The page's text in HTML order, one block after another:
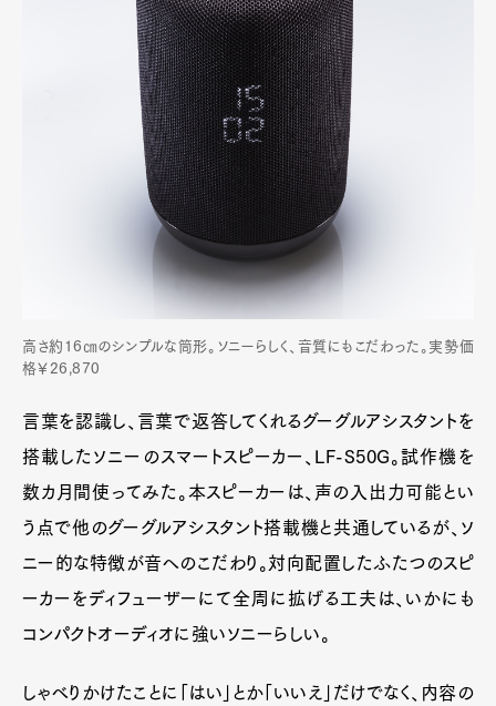
高さ約16㎝のシンプルな筒形。ソニーらしく、音質にもこだわった。実勢価
格￥26,870
言葉を認識し、言葉で返答してくれるグーグルアシスタントを
搭載したソニーのスマートスピーカー、LF-S50G。試作機を
数カ月間使ってみた。本スピーカーは、声の入出力可能とい
う点で他のグーグルアシスタント搭載機と共通しているが、ソ
ニー的な特徴が音へのこだわり。対向配置したふたつのスピ
ーカーをディフューザーにて全周に拡げる工夫は、いかにも
コンパクトオーディオに強いソニーらしい。
しゃべりかけたことに「はい」とか「いいえ」だけでなく、内容の